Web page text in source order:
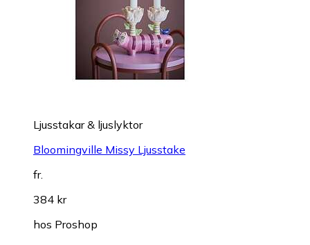
Ljusstakar & ljuslyktor
Bloomingville Missy Ljusstake
fr.
384 kr
hos Proshop